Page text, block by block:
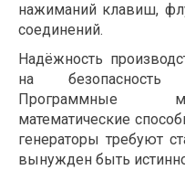
нажиманий клавиш,
соединений.
Надёжность
на безопасность
Программные
математические
генераторы требуют
вынужден быть